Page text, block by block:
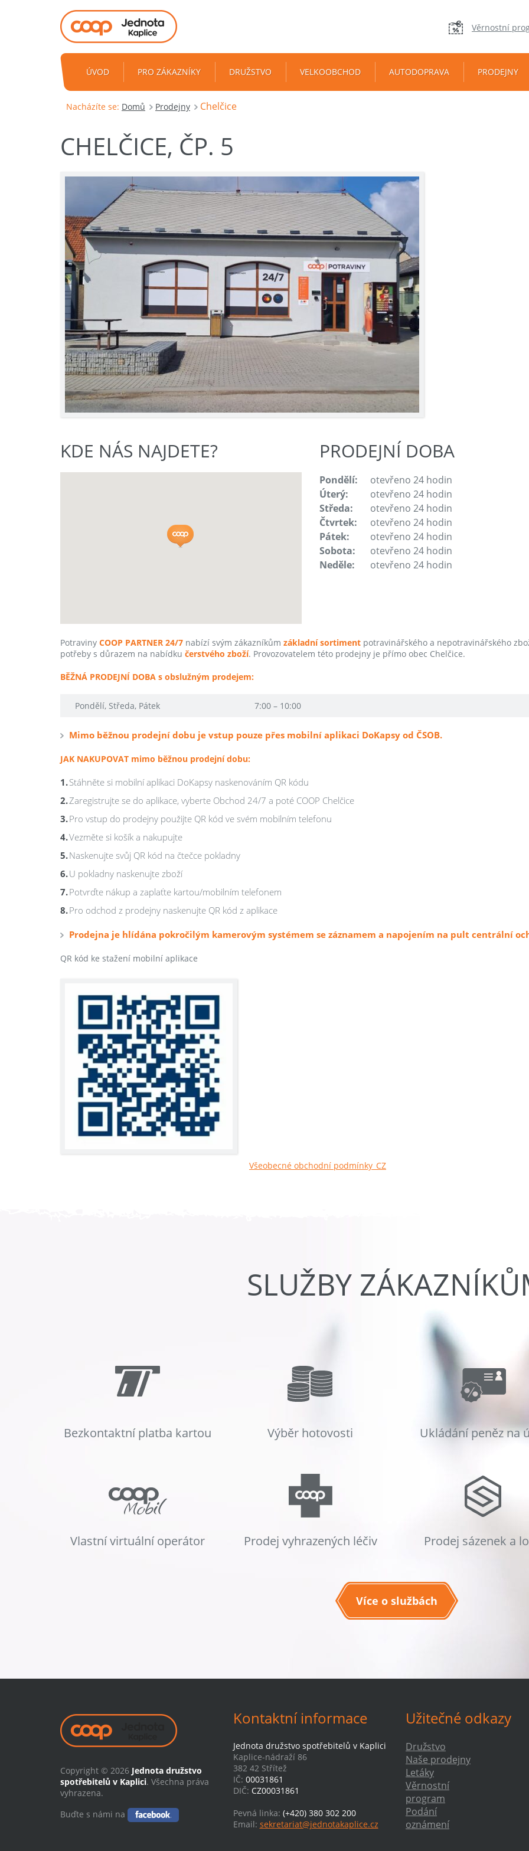
Věrnostní
ÚVOD PRO ZÁKAZNÍKY DRUŽSTVO VELKOOBCHOD AUTODOPRAVA PRODEJNY
Nacházíte se: Domů Prodejny Chelčice
CHELČICE, ČP. 5
KDE NÁS NAJDETE? PRODEJNÍ DOBA
Pondělí:
otevřeno 24 hodin
Úterý:
otevřeno 24 hodin
Středa:
otevřeno 24 hodin
Čtvrtek:
otevřeno 24 hodin
Pátek:
otevřeno 24 hodin
Sobota:
otevřeno 24 hodin
Neděle:
otevřeno 24 hodin
Potraviny COOP PARTNER 24/7 nabízí svým zákazníkům základní sortiment potravinářského a nepotravinářského
potřeby s důrazem na nabídku čerstvého zboží. Provozovatelem této prodejny je přímo obec Chelčice.
BĚŽNÁ PRODEJNÍ DOBA s obslužným prodejem:
Pondělí, Středa, Pátek 7:00 – 10:00
Mimo běžnou prodejní dobu je vstup pouze přes mobilní aplikaci DoKapsy od ČSOB.
JAK NAKUPOVAT mimo běžnou prodejní dobu:
Stáhněte si mobilní aplikaci DoKapsy naskenováním QR kódu
Zaregistrujte se do aplikace, vyberte Obchod 24/7 a poté COOP Chelčice
Pro vstup do prodejny použijte QR kód ve svém mobilním telefonu
Vezměte si košík a nakupujte
Naskenujte svůj QR kód na čtečce pokladny
U pokladny naskenujte zboží
Potvrďte nákup a zaplaťte kartou/mobilním telefonem
Pro odchod z prodejny naskenujte QR kód z aplikace
Prodejna je hlídána pokročilým kamerovým systémem se záznamem a napojením na pult centrální
QR kód ke stažení mobilní aplikace
Všeobecné obchodní podmínky_CZ
SLUŽBY
Bezkontaktní platba kartou Výběr hotovosti Ukládání peněz na
Vlastní virtuální operátor Prodej vyhrazených léčiv Prodej sázenek a
Více o službách
Copyright © 2026 Jednota družstvo
spotřebitelů v Kaplici. Všechna práva
vyhrazena.
Buďte s námi na
Kontaktní informace
Jednota družstvo spotřebitelů v Kaplici
Kaplice-nádraží 86
382 42 Střítež
IČ: 00031861
DIČ: CZ00031861
Pevná linka: (+420) 380 302 200
Email: sekretariat@jednotakaplice.cz
Užitečné odkazy
Družstvo
Naše prodejny
Letáky
Věrnostní
program
Podání
oznámení